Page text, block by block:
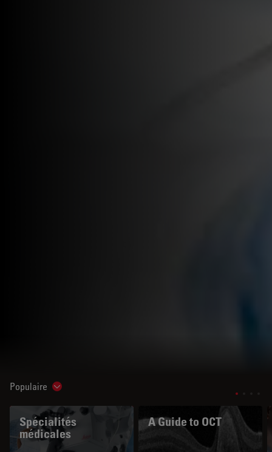
Populaire Show subnavigation
Spécialités
médicales
A Guide to OCT